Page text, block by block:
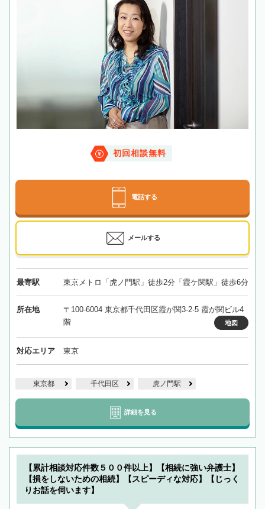
初回相談無料
電話する
メールする
最寄駅 東京メトロ「虎ノ門駅」徒歩2分「霞ケ関駅」徒歩6分
所在地
〒100-6004 東京都千代田区霞が関3-2-5 霞が関ビル4
階
地図
対応エリア 東京
東京都 千代田区 虎ノ門駅
詳細を見る
【累計相談対応件数５００件以上】【相続に強い弁護士】
【損をしないための相続】【スピーディな対応】【じっく
りお話を伺います】